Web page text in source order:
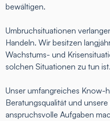
bewältigen.
Umbruchsituationen
Handeln. Wir besitzen
Wachstums- und
solchen Situationen zu tun ist.
Unser umfangreiches Know-
Beratungsqualität und
anspruchsvolle Aufgaben